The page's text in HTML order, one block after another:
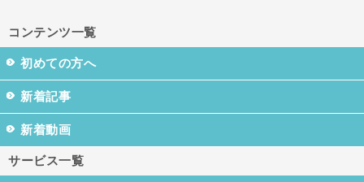
コンテンツ一覧
初めての方へ
新着記事
新着動画
サービス一覧